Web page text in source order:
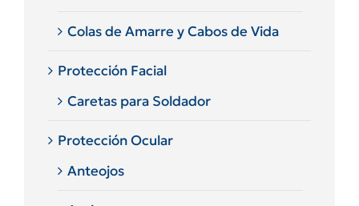
Colas de Amarre y Cabos de Vida
Protección Facial
Caretas para Soldador
Protección Ocular
Anteojos